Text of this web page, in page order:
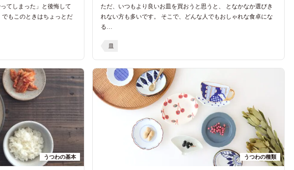
てしまった」と後悔して
もこのときはちょっとだ
ただ、いつもより良いお皿を買おうと思うと、 となかなか選びき
れない方も多いです。 そこで、どんな人でもおしゃれな食卓にな
る…
皿
うつわの基本 うつわの種類